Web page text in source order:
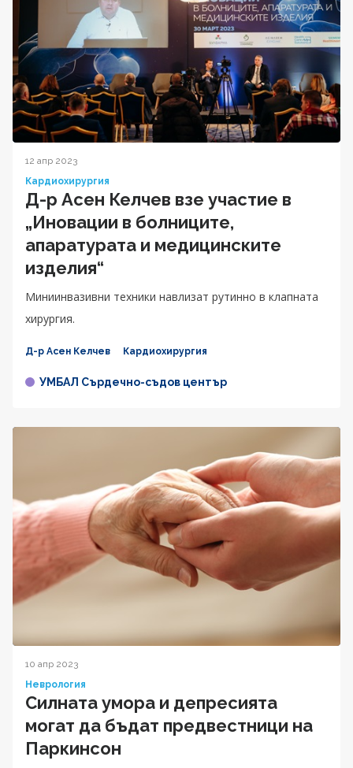
12 апр 2023
Кардиохирургия
Д-р Асен Келчев взе участие в
„Иновации в болниците,
апаратурата и медицинските
изделия“
Миниинвазивни техники навлизат рутинно в клапната
хирургия.
Д-р Асен Келчев Кардиохирургия
УМБАЛ Сърдечно-съдов център
10 апр 2023
Неврология
Силната умора и депресията
могат да бъдат предвестници на
Паркинсон